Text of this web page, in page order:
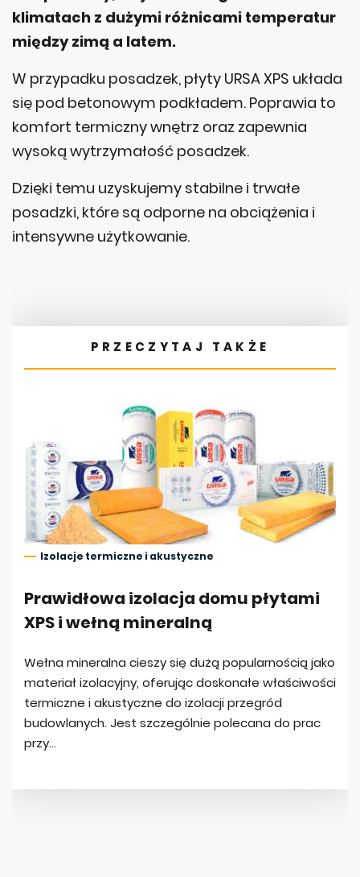
klimatach z dużymi różnicami temperatur
między zimą a latem.
W przypadku posadzek, płyty URSA XPS układa
się pod betonowym podkładem. Poprawia to
komfort termiczny wnętrz oraz zapewnia
wysoką wytrzymałość posadzek.
Dzięki temu uzyskujemy stabilne i trwałe
posadzki, które są odporne na obciążenia i
intensywne użytkowanie.